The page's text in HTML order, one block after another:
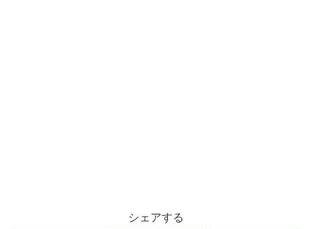
シェアする